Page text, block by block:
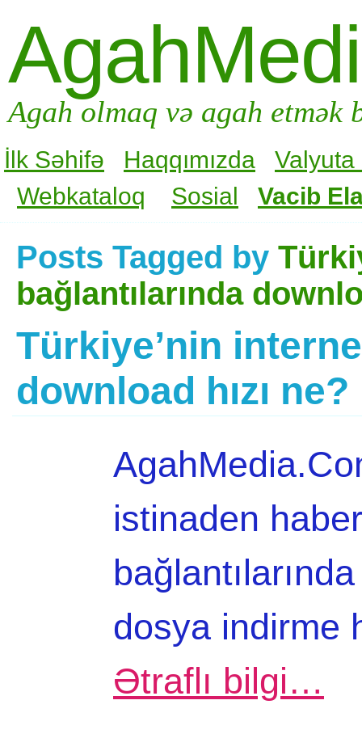
Agah olmaq və agah
İlk Səhifə Haqqımızda
Valyuta
Webkataloq
Sosial Vacib
Posts Tagged by
bağlantılarında
Türkiye’nin
download hızı ne?
istinaden
dosya indirme
Ətraflı bilgi…